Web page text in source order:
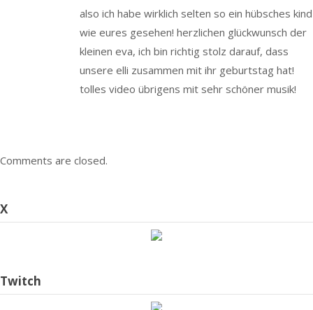
also ich habe wirklich selten so ein hübsches kind
wie eures gesehen! herzlichen glückwunsch der
kleinen eva, ich bin richtig stolz darauf, dass
unsere elli zusammen mit ihr geburtstag hat!
tolles video übrigens mit sehr schöner musik!
Comments are closed.
X
Twitch